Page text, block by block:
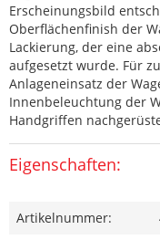
Erscheinungsbild
Oberflächenfinish der
Lackierung, der eine
aufgesetzt wurde. Für
Anlageneinsatz der
Innenbeleuchtung der
Handgriffen
Eigenschaften:
Artikelnummer: